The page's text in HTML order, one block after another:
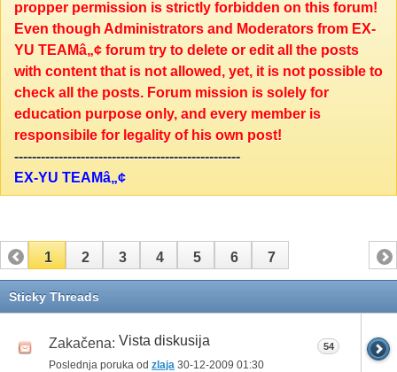
propper permission is strictly forbidden on this forum!
Even though Administrators and Moderators from EX-
YU TEAMâ„¢ forum try to delete or edit all the posts
with content that is not allowed, yet, it is not possible to
check all the posts. Forum mission is solely for
education purpose only, and every member is
responsibile for legality of his own post!
---------------------------------------------------
EX-YU TEAMâ„¢
1 2 3 4 5 6 7
Sticky Threads
Zakačena: Vista diskusija
Poslednja poruka od zlaja 30-12-2009 01:30
54